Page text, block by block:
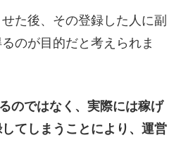
た後、その登録した人に副
のが目的だと考えられま
のではなく、実際には稼げ
てしまうことにより、運営